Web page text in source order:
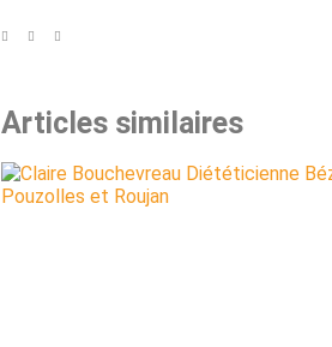
Articles similaires